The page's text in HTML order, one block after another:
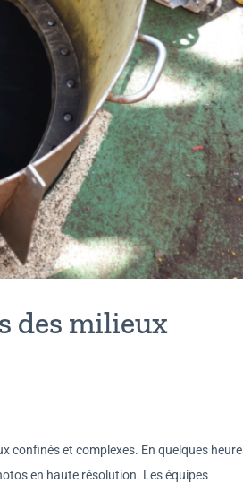
des milieux
confinés et complexes. En quelques
en haute résolution. Les équipes